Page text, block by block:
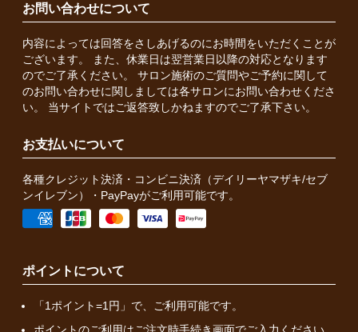
お問い合わせについて
内容によっては回答をさしあげるのにお時間をいただくことが
ございます。 また、休業日は翌営業日以降の対応となります
のでご了承ください。 サロン施術のご質問やご予約に関して
のお問い合わせに関しましては各サロンにお問い合わせくださ
い。 当サイトではご返答致しかねますのでご了承下さい。
お支払いについて
各種クレジット決済・コンビニ決済（デイリーヤマザキ/セブ
ンイレブン）・PayPayがご利用可能です。
ポイントについて
「1ポイント=1円」で、ご利用可能です。